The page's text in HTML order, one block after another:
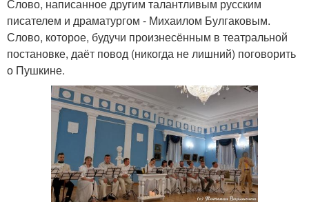
Слово, написанное другим талантливым русским
писателем и драматургом - Михаилом Булгаковым.
Слово, которое, будучи произнесённым в театральной
постановке, даёт повод (никогда не лишний) поговорить
о Пушкине.